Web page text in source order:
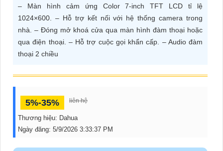
PHỤ
VẤN
DỊCH
VỤ
– Màn hình cảm ứng Color 7-inch TFT LCD tỉ lệ
1024×600. – Hỗ trợ kết nối với hệ thống camera trong
nhà. – Đóng mở khoá cửa qua màn hình đàm thoại hoặc
qua điện thoại. – Hỗ trợ cuộc gọi khẩn cấp. – Audio đàm
thoại 2 chiều
5%-35% liên hệ
Thương hiệu: Dahua
Ngày đăng: 5/9/2026 3:33:37 PM